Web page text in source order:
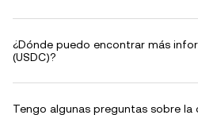
¿Dónde puedo encontrar más
(USDC)?
Tengo algunas preguntas sobre la